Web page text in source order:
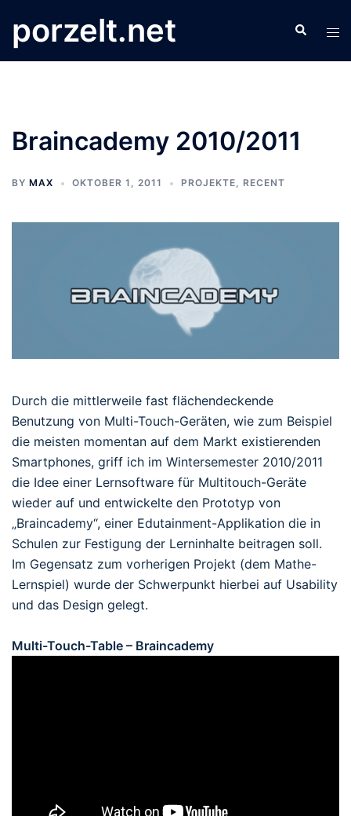
Inhalt
springen
porzelt.net Search
Braincademy 2010/2011
BY MAX OKTOBER 1, 2011 PROJEKTE, RECENT
Durch die mittlerweile fast flächendeckende
Benutzung von Multi-Touch-Geräten, wie zum Beispiel
die meisten momentan auf dem Markt existierenden
Smartphones, griff ich im Wintersemester 2010/2011
die Idee einer Lernsoftware für Multitouch-Geräte
wieder auf und entwickelte den Prototyp von
„Braincademy“, einer Edutainment-Applikation die in
Schulen zur Festigung der Lerninhalte beitragen soll.
Im Gegensatz zum vorherigen Projekt (dem Mathe-
Lernspiel) wurde der Schwerpunkt hierbei auf Usability
und das Design gelegt.
Multi-Touch-Table – Braincademy